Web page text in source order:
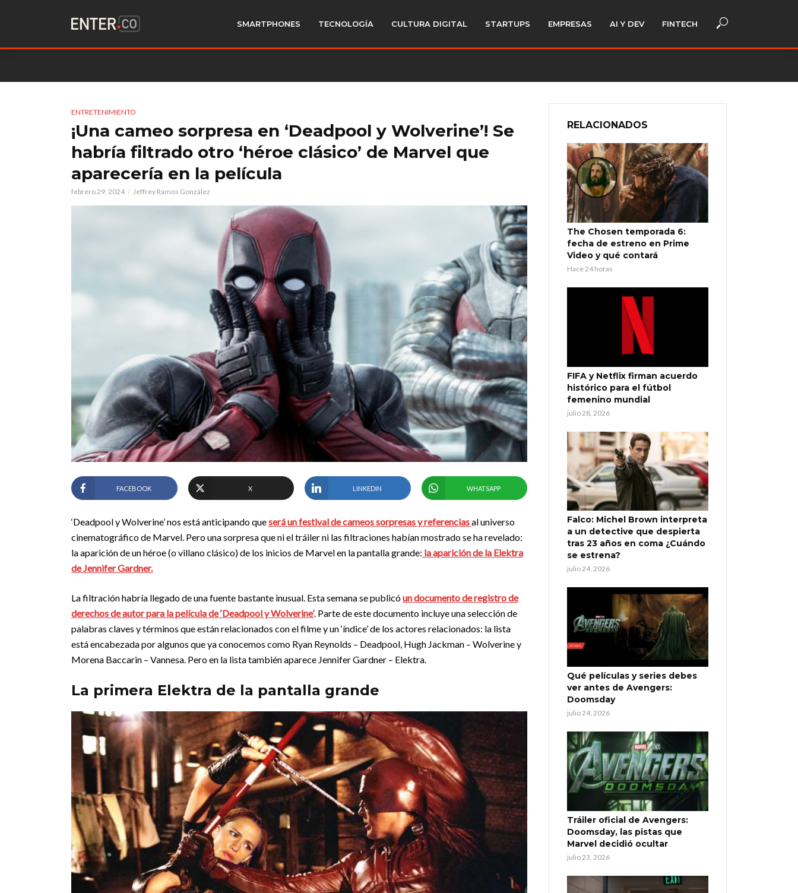
SMARTPHONES TECNOLOGÍA CULTURA DIGITAL STARTUPS EMPRESAS AI Y DEV FINTECH
ENTRETENIMIENTO
¡Una cameo sorpresa en ‘Deadpool y Wolverine’! Se
habría filtrado otro ‘héroe clásico’ de Marvel que
aparecería en la película
febrero 29, 2024 Jeffrey Ramos González
FACEBOOK X LINKEDIN WHATSAPP
‘Deadpool y Wolverine’ nos está anticipando queserá un festival de cameos sorpresas y referenciasal universo
cinematográfico de Marvel. Pero una sorpresa que ni el tráiler ni las filtraciones habían mostrado se ha revelado:
la aparición de un héroe (o villano clásico) de los inicios de Marvel en la pantalla grande: la aparición de la Elektra
de Jennifer Gardner.
La filtración habría llegado de una fuente bastante inusual. Esta semana se publicóun documento de registro de
derechos de autor para la película de ‘Deadpool y Wolverine’. Parte de este documento incluye una selección de
palabras claves y términos que están relacionados con el filme y un ‘índice’ de los actores relacionados: la lista
está encabezada por algunos que ya conocemos como Ryan Reynolds – Deadpool, Hugh Jackman – Wolverine y
Morena Baccarin – Vannesa. Pero en la lista también aparece Jennifer Gardner – Elektra.
La primera Elektra de la pantalla grande
RELACIONADOS
The Chosen temporada 6:
fecha de estreno en Prime
Video y qué contará
Hace 24 horas
FIFA y Netflix firman acuerdo
histórico para el fútbol
femenino mundial
julio 28, 2026
Falco: Michel Brown interpreta
a un detective que despierta
tras 23 años en coma ¿Cuándo
se estrena?
julio 24, 2026
Qué películas y series debes
ver antes de Avengers:
Doomsday
julio 24, 2026
Tráiler oficial de Avengers:
Doomsday, las pistas que
Marvel decidió ocultar
julio 23, 2026